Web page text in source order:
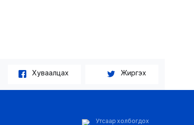
Хуваалцах Жиргэх
Утсаар холбогдох